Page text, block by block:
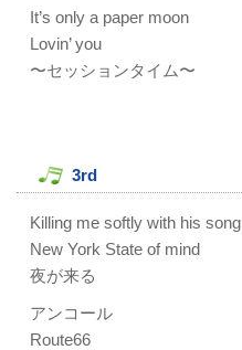
It’s only a paper moon
Lovin’ you
〜セッションタイム〜
3rd
Killing me softly with his song
New York State of mind
夜が来る
アンコール
Route66